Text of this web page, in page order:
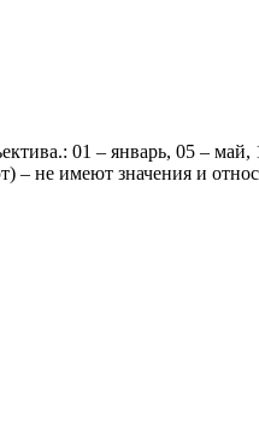
01 – январь, 05 – май,
– не имеют значения и